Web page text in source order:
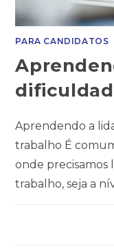
PARA CANDIDATOS
Aprendendo a
trabalho É
onde precisamos
trabalho, seja a